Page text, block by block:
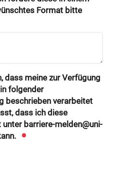
Format bitte
dass meine zur Verfügung
folgender
beschrieben verarbeitet
dass ich diese
barriere-melden@uni-